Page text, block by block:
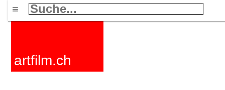
≡
artfilm.ch